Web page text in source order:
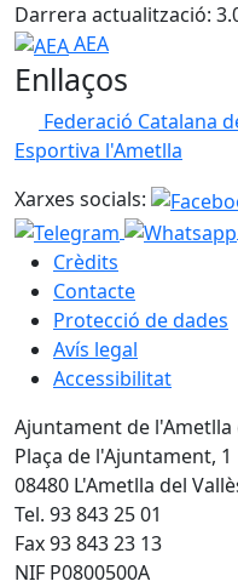
Darrera actualització:
AEA
AEA
Enllaços
Federació Catalana
Esportiva l'Ametlla
Xarxes socials:
Crèdits
Contacte
Protecció de dades
Avís legal
Accessibilitat
Ajuntament de l'Ametlla
Plaça de l'Ajuntament, 1
08480 L'Ametlla del
Tel. 93 843 25 01
Fax 93 843 23 13
NIF P0800500A